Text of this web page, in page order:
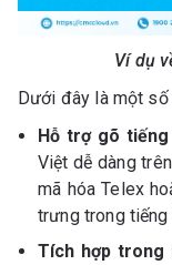
Ví dụ
Dưới đây là một
Hỗ trợ gõ
Việt dễ dàng
mã hóa Telex
trưng trong tiếng
Tích hợp trong